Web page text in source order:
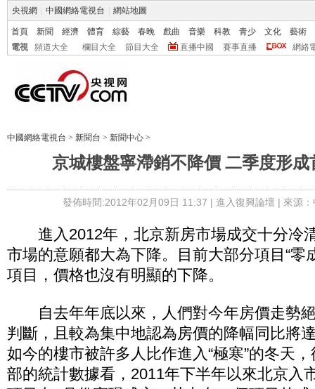
央視網 中國網絡電視台 網站地圖
首頁 新聞 經濟 體育 綜藝 春晚 戲曲 音樂 科教 青少 文化
藝術
電視
頻道大全 欄目大全 節目大全 直播中國 賽事直播 網絡
中國網絡電視台 > 新聞台 > 新聞中心 >
京城樓盤寧滯銷不降價 二季度形成
發佈時間:2012年02月09日 11:37 | 進入復興論壇 | 來源
進入2012年，北京新房市場成交十分冷
市場的意願都大為下降。目前大部分項目“零
項目，價格也沒有明顯的下降。
自去年年底以來，人們對今年房價走勢
判斷，且較為集中地認為房價的降幅同比將
如今的樓市被許多人比作進入“極寒”的冬天
部的統計數據看，2011年下半年以來北京入